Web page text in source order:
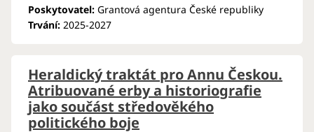
Poskytovatel: Grantová agentura České republiky
Trvání: 2025-2027
Heraldický traktát pro Annu Českou.
Atribuované erby a historiografie
jako součást středověkého
politického boje